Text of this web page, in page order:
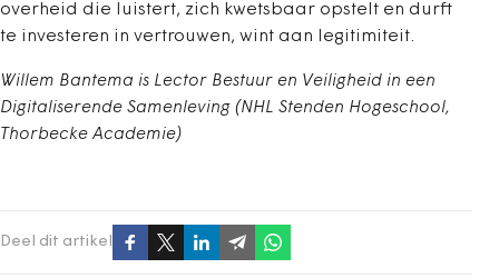
overheid die luistert, zich kwetsbaar opstelt en durft
te investeren in vertrouwen, wint aan legitimiteit.
Willem Bantema is Lector Bestuur en Veiligheid in een
Digitaliserende Samenleving (NHL Stenden Hogeschool,
Thorbecke Academie)
Deel dit artikel